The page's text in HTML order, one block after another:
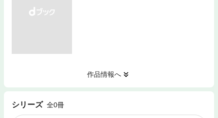
作品情報へ
シリーズ 全0冊